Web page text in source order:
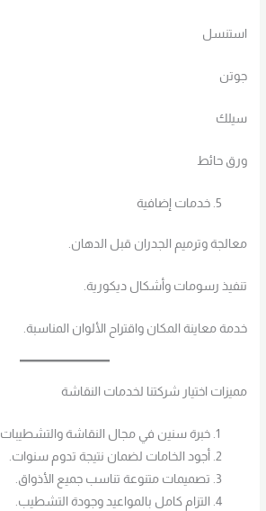
استنسل
جوتن
سيلك
ورق حائط
خدمات إضافية
معالجة وترميم الجدران قبل الدهان.
تنفيذ رسومات وأشكال ديكورية.
خدمة معاينة المكان واقتراح الألوان المناسبة.
مميزات اختيار شركتنا لخدمات النقاشة
خبرة سنين في مجال النقاشة والتشطيبات.
أجود الخامات لضمان نتيجة تدوم سنوات.
تصميمات متنوعة تناسب جميع الأذواق.
التزام كامل بالمواعيد وجودة التشطيب.